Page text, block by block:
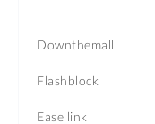
Downthemall
Flashblock
Ease link